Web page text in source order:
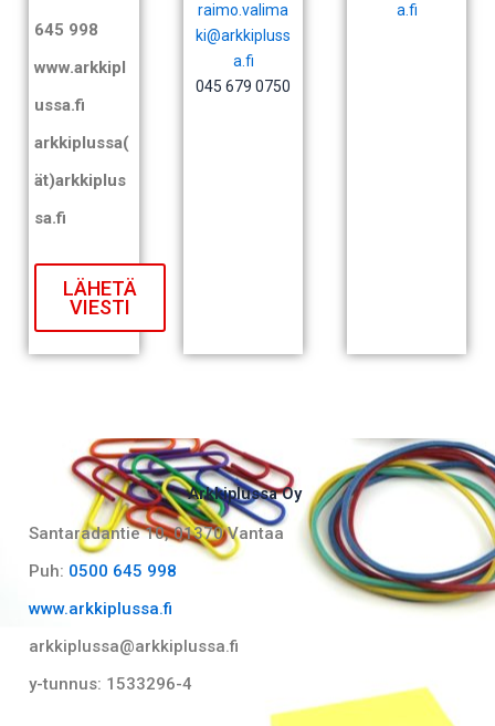
645 998
www.arkkipl
ussa.fi
arkkiplussa(
ät)arkkiplus
sa.fi
LÄHETÄ
VIESTI
raimo.valima
ki@arkkipluss
a.fi
045 679 0750
a.fi
Arkkiplussa Oy
Santaradantie 10, 01370 Vantaa​
Puh: 0500 645 998
www.arkkiplussa.fi
arkkiplussa@arkkiplussa.fi
y-tunnus: 1533296-4